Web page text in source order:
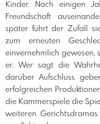
Kinder. Nach einigen
Freundschaft
später führt der Zufall
zum erneuten
einvernehmlich gewesen,
er. Wer sagt die
darüber Aufschluss
erfolgreichen
die Kammerspiele die
weiteren